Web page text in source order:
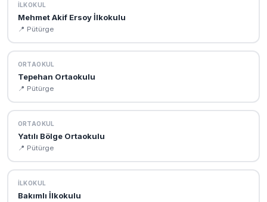
İLKOKUL
Mehmet Akif Ersoy İlkokulu
📍 Pütürge
ORTAOKUL
Tepehan Ortaokulu
📍 Pütürge
ORTAOKUL
Yatılı Bölge Ortaokulu
📍 Pütürge
İLKOKUL
Bakımlı İlkokulu